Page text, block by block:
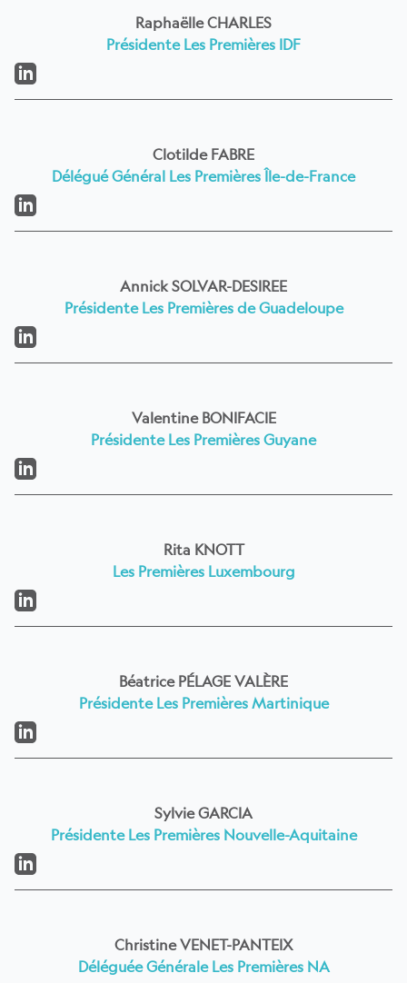
Raphaëlle CHARLES
Présidente Les Premières IDF
Clotilde FABRE
Délégué Général Les Premières Île-de-France
Annick SOLVAR-DESIREE
Présidente Les Premières de Guadeloupe
Valentine BONIFACIE
Présidente Les Premières Guyane
Rita KNOTT
Les Premières Luxembourg
Béatrice PÉLAGE VALÈRE
Présidente Les Premières Martinique
Sylvie GARCIA
Présidente Les Premières Nouvelle-Aquitaine
Christine VENET-PANTEIX
Déléguée Générale Les Premières NA